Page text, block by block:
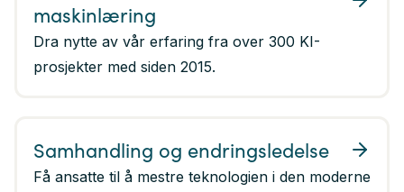
maskinlæring
Dra nytte av vår erfaring fra over 300 KI-
prosjekter med siden 2015.
Samhandling og endringsledelse
Få ansatte til å mestre teknologien i den moderne